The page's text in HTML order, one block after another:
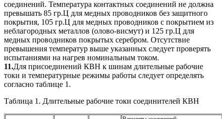
соединений. Температура контактных соединений не должна
превышать 85 гр.Ц для медных проводников без защитного
покрытия, 105 гр.Ц для медных проводников с покрытием из
неблагородных металлов (олово-висмут) и 125 гр.Ц для
медных проводников покрытых серебром. Отсутствие
превышения температур выше указанных следует проверять
испытаниями на нагрев номинальным током.
11.Для присоединений КВН к шинам длительные рабочие
токи и температурные режимы работы следует определять
согласно таблице 1.
Таблица 1. Длительные рабочие токи соединителей КВН